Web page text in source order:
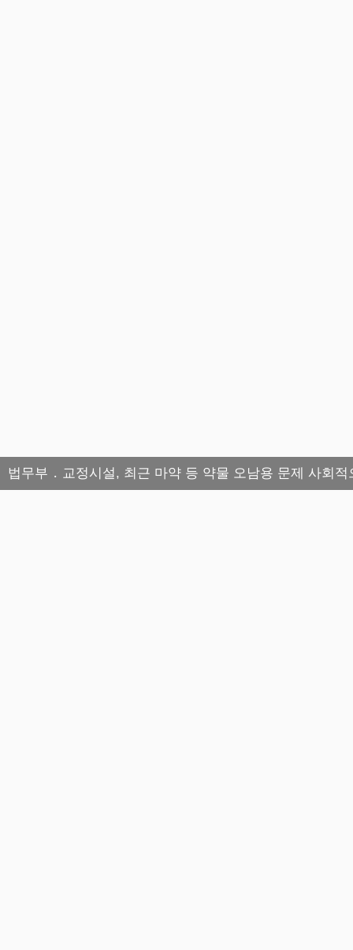
법무부 ․ 교정시설, 최근 마약 등 약물 오남용 문제 사회적